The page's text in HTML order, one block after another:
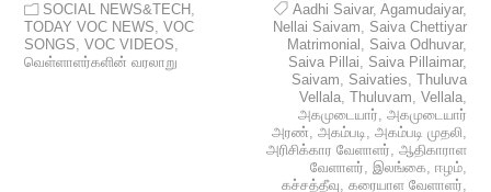
SOCIAL NEWS&TECH ,
TODAY VOC NEWS,VOC
SONGS,VOC VIDEOS,
வெள்ளாளர்களின் வரலாறு
Aadhi Saivar, Agamudaiyar,
Nellai Saivam, Saiva Chettiyar
Matrimonial , Saiva Odhuvar,
Saiva Pillai, Saiva Pillaimar,
Saivam, Saivaties, Thuluva
Vellala, Thuluvam, Vellala,
அகமுடையார், அகமுடையார்
அரண், அகம்படி, அகம்படி முதலி,
அரிசிக்கார வேளாளர், ஆதிகாராள
வேளாளர், இலங்கை, ஈழம்,
கச்சத்தீவு, கரையாள வேளாளர்,